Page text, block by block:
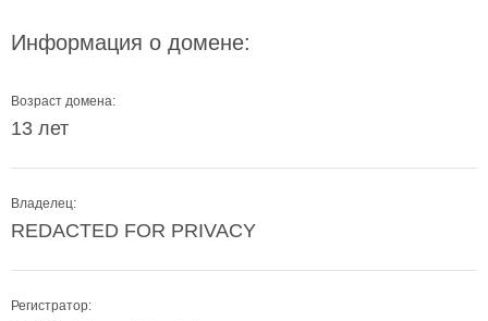
Информация о домене:
Возраст домена:
13 лет
Владелец:
REDACTED FOR PRIVACY
Регистратор: